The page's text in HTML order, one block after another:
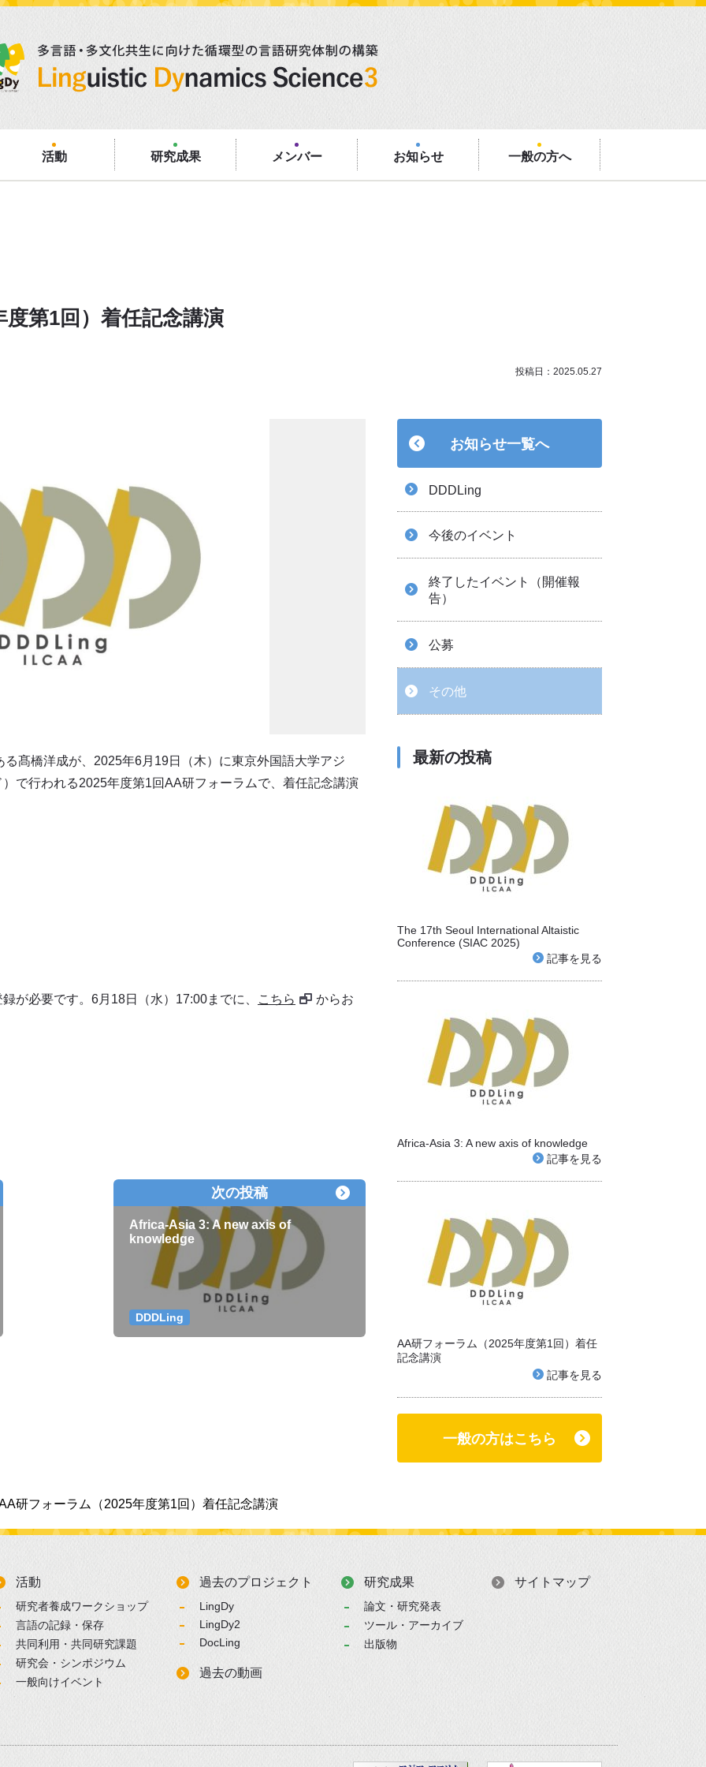
第1回）着任記念講演
投稿日：2025.05.27
る髙橋洋成が、2025年6月19日（木）に東京外国語大学アジ
で行われる2025年度第1回AA研フォーラムで、着任記念講演
が必要です。6月18日（水）17:00までに、 こちら からお
次の投稿
Africa-Asia 3: A new axis of
knowledge
DDDLing
お知らせ一覧へ
DDDLing
今後のイベント
終了したイベント（開催報
告）
公募
その他
最新の投稿
The 17th Seoul International Altaistic
Conference (SIAC 2025)
記事を見る
Africa-Asia 3: A new axis of knowledge
記事を見る
AA研フォーラム（2025年度第1回）着任
記念講演
記事を見る
一般の方はこちら
研フォーラム（2025年度第1回）着任記念講演
活動
研究者養成ワークショップ
言語の記録・保存
共同利用・共同研究課題
研究会・シンポジウム
一般向けイベント
過去のプロジェクト
LingDy
LingDy2
DocLing
過去の動画
研究成果
論文・研究発表
ツール・アーカイブ
出版物
サイトマップ
活動 研究成果 メンバー お知らせ 一般の方へ